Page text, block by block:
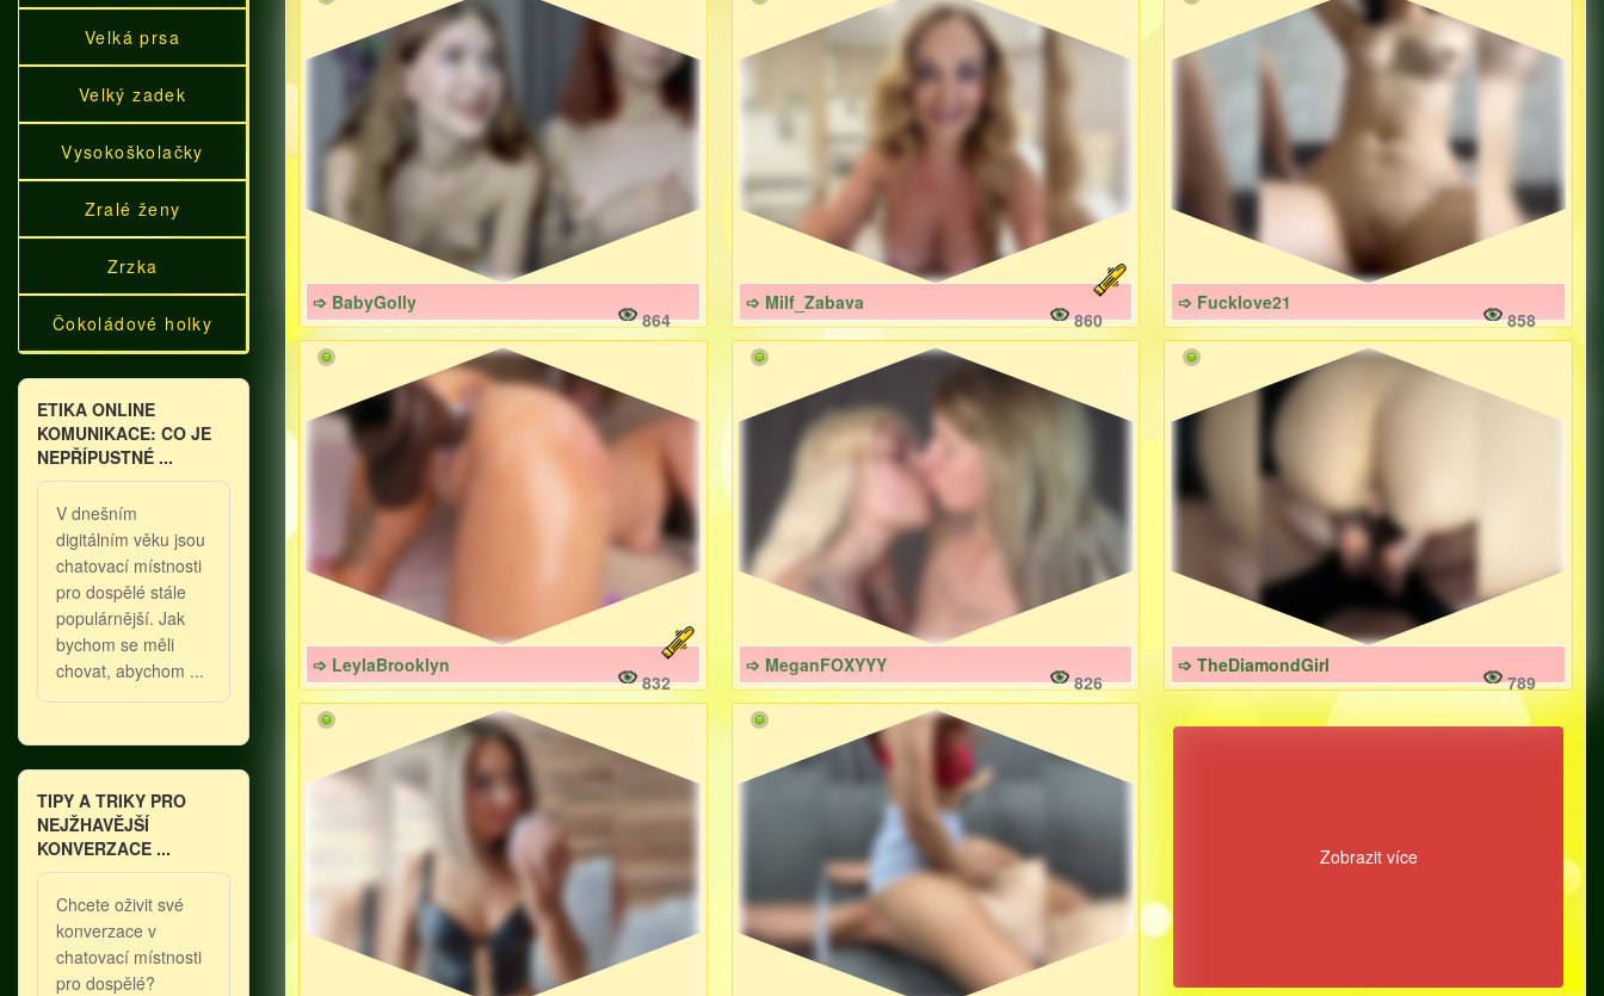
Velká prsa
Velký zadek
Vysokoškolačky
Zralé ženy
Zrzka
Čokoládové holky
ETIKA ONLINE
KOMUNIKACE: CO JE
NEPŘÍPUSTNÉ ...
V dnešním
digitálním věku jsou
chatovací místnosti
pro dospělé stále
populárnější. Jak
bychom se měli
chovat, abychom ...
TIPY A TRIKY PRO
NEJŽHAVĚJŠÍ
KONVERZACE ...
Chcete oživit své
konverzace v
chatovací místnosti
pro dospělé?
➩ BabyGolly
864
➩ Milf_Zabava
860
➩ Fucklove21
858
➩ LeylaBrooklyn
832
➩ MeganFOXYYY
826
➩ TheDiamondGirl
789
Zobrazit více